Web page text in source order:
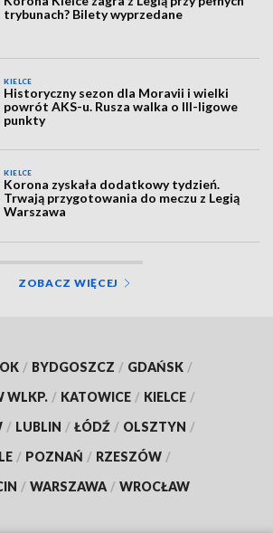
trybunach? Bilety wyprzedane
KIELCE
Historyczny sezon dla Moravii i wielki
powrót AKS-u. Rusza walka o III-ligowe
punkty
KIELCE
Korona zyskała dodatkowy tydzień.
Trwają przygotowania do meczu z Legią
Warszawa
ZOBACZ WIĘCEJ
/ BYDGOSZCZ / GDAŃSK /
WLKP. / KATOWICE / KIELCE /
/ LUBLIN / ŁÓDŹ / OLSZTYN /
/ POZNAŃ / RZESZÓW /
/ WARSZAWA / WROCŁAW